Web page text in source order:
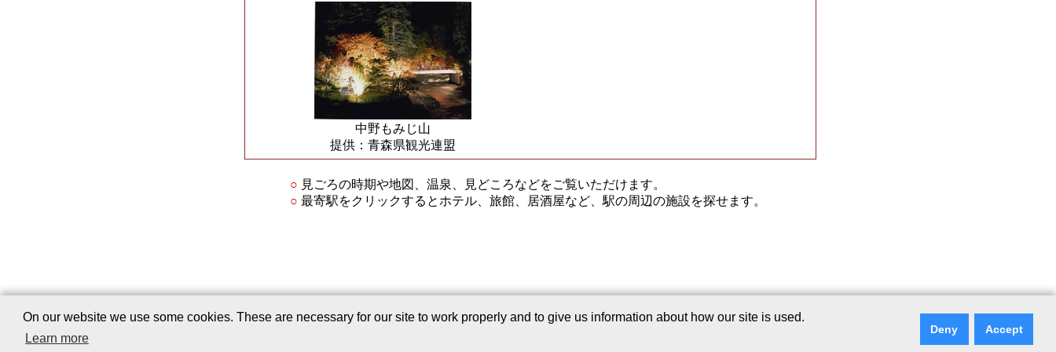
中野もみじ山
提供：青森県観光連盟
○ 見ごろの時期や地図、温泉、見どころなどをご覧いただけます。
○ 最寄駅をクリックするとホテル、旅館、居酒屋など、駅の周辺の施設を探せます。
会社案内｜ このサービスについて｜Webサイトについて｜プライバシーポリシー｜ リンクに
On our website we use some cookies. These are necessary for our site to work properly and to give us information about how our site is used.
Learn more
Deny Accept